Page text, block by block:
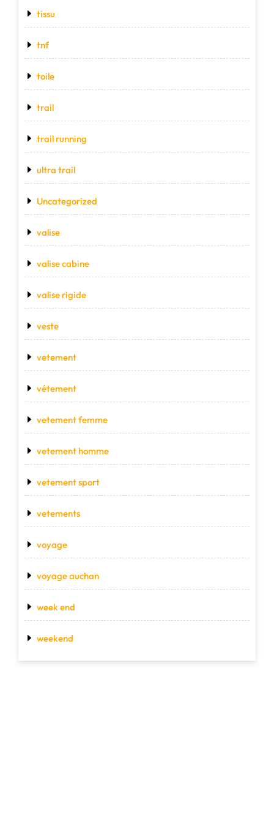
tissu
tnf
toile
trail
trail running
ultra trail
Uncategorized
valise
valise cabine
valise rigide
veste
vetement
vétement
vetement femme
vetement homme
vetement sport
vetements
voyage
voyage auchan
week end
weekend